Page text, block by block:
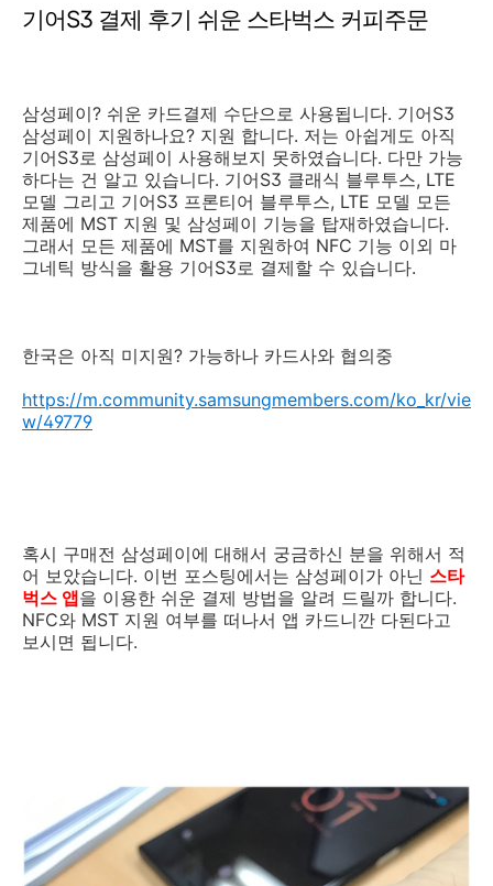
기어S3 결제 후기 쉬운 스타벅스 커피주문
삼성페이? 쉬운 카드결제 수단으로 사용됩니다. 기어S3
삼성페이 지원하나요? 지원 합니다. 저는 아쉽게도 아직
기어S3로 삼성페이 사용해보지 못하였습니다. 다만 가능
하다는 건 알고 있습니다. 기어S3 클래식 블루투스, LTE
모델 그리고 기어S3 프론티어 블루투스, LTE 모델 모든
제품에 MST 지원 및 삼성페이 기능을 탑재하였습니다.
그래서 모든 제품에 MST를 지원하여 NFC 기능 이외 마
그네틱 방식을 활용 기어S3로 결제할 수 있습니다.
한국은 아직 미지원? 가능하나 카드사와 협의중
https://m.community.samsungmembers.com/ko_kr/vie
w/49779
혹시 구매전 삼성페이에 대해서 궁금하신 분을 위해서 적
어 보았습니다. 이번 포스팅에서는 삼성페이가 아닌 스타
벅스 앱을 이용한 쉬운 결제 방법을 알려 드릴까 합니다.
NFC와 MST 지원 여부를 떠나서 앱 카드니깐 다된다고
보시면 됩니다.